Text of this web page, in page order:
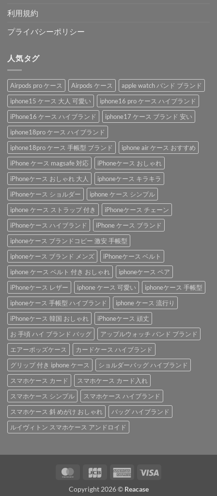
利用規約
プライバシーポリシー
人気タグ
Airpods pro ケース Airpods ケース
apple watch バンド ブランド
iphone15 ケース 大人 可愛い
iphone16 pro ケース ハイブランド
iPhone16 ケース ハイブランド
iphone17 ケース ブランド 安い
iphone18pro ケース ハイブランド
iphone18pro ケース 手帳型 ブランド
iphone air ケース おすすめ
iPhone ケース magsafe 対応
iPhoneケース おしゃれ
iPhoneケース おしゃれ 大人
iphoneケース キラキラ
iPhoneケース ショルダー
iphone ケース シンプル
iphone ケース ストラップ 付き
iPhoneケース チェーン
iPhoneケース ハイブランド
iPhone ケース ブランド
iphoneケース ブランドコピー 激安 手帳型
iphoneケース ブランド メンズ
iPhoneケース ベルト
iphone ケース ベルト 付き おしゃれ
iphoneケース ペア
iPhoneケース レザー
iphone ケース 可愛い
iphoneケース 手帳型
iphoneケース 手帳型 ハイブランド
iphone ケース 流行り
iPhoneケース 韓国 おしゃれ
iPhoneケース 頑丈
お 手頃 ハイ ブランド バッグ
アップルウォッチ バンド ブランド
エアーポッズケース
カードケース ハイブランド
グリップ 付き iphone ケース
ショルダーバッグ ハイブランド
スマホケース カード
スマホケース カード入れ
スマホケース シンプル
スマホケース ハイブランド
スマホケース 斜 めがけ おしゃれ
バッグ ハイブランド
ルイヴィトン スマホケース アンドロイド
MasterCard
JCB
American
Copyright 2026 © Reacase